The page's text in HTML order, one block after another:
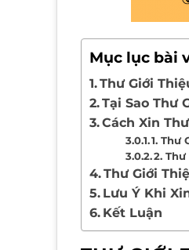
Mục lục bài
Thư Giới
Tại Sao Thư
Cách Xin
1. Thư
2. Thư
Thư Giới
Lưu Ý Khi
Kết Luận